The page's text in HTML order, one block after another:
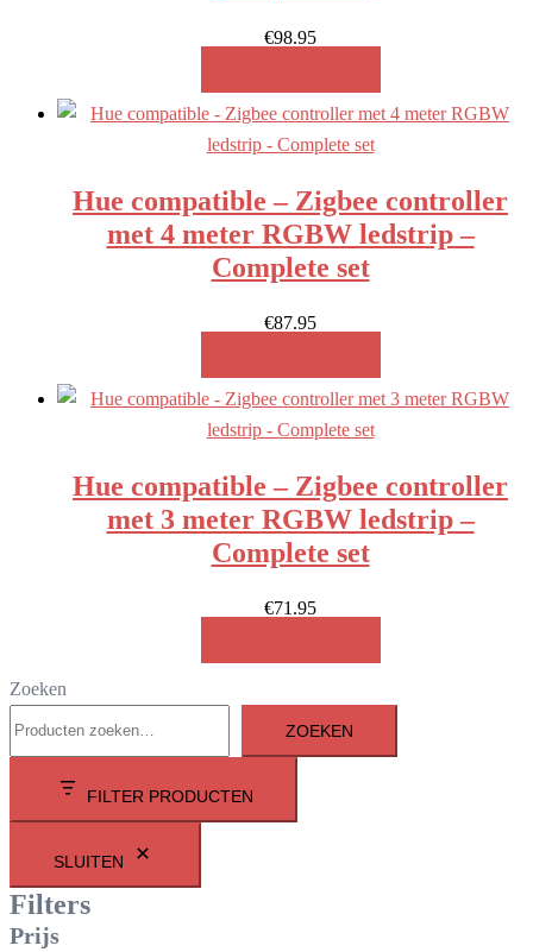
€98.95
Hue compatible – Zigbee controller
met 4 meter RGBW ledstrip –
Complete set
€87.95
Hue compatible – Zigbee controller
met 3 meter RGBW ledstrip –
Complete set
€71.95
Zoeken
ZOEKEN
FILTER PRODUCTEN
SLUITEN
Filters
Prijs